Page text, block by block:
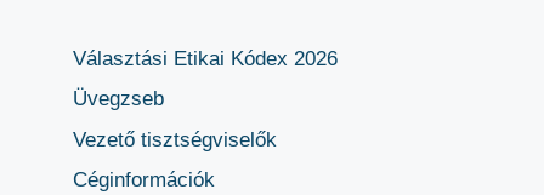
Választási Etikai Kódex 2026
Üvegzseb
Vezető tisztségviselők
Céginformációk